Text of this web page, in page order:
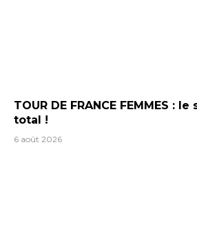
TOUR DE FRANCE FEMMES :
total !
6 août 2026